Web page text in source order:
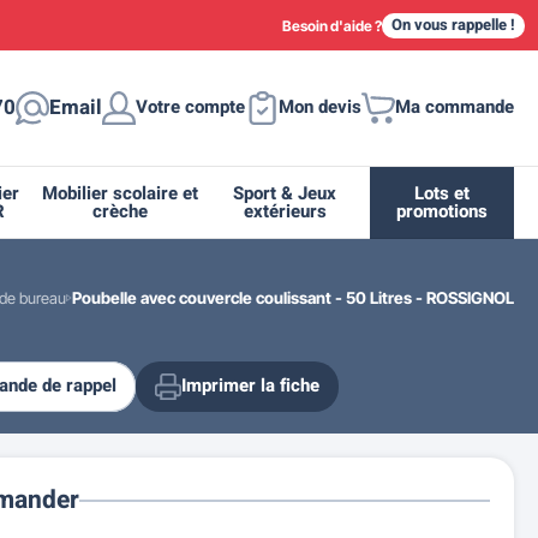
Besoin d'aide ? On vous rappelle !
Email Votre compte Mon devis Ma commande
Fleurissement urbain
Supports et abris vélo moto
Miroir de sécurité routière
Drapeau - Pavoisement
Espace sanitaire
Mobilier scolaire et
crèche
Casiers et meubles de rangement
Sport & Jeux
extérieurs
Lots et
promotions
bureau Poubelle avec couvercle coulissant - 50 Litres - ROSSIGNOL
de rappel Imprimer la fiche